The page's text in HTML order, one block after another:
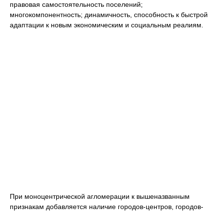
правовая самостоятельность поселений;
многокомпонентность; динамичность, способность к быстрой
адаптации к новым экономическим и социальным реалиям.
При моноцентрической агломерации к вышеназванным
признакам добавляется наличие городов-центров, городов-